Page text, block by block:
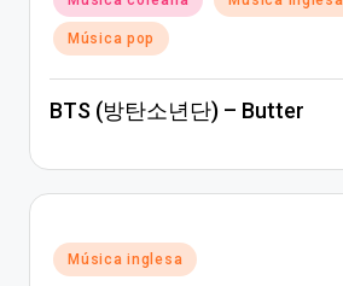
in
Música pop
BTS (방탄소년단) – Butter
Posted
in
Música inglesa